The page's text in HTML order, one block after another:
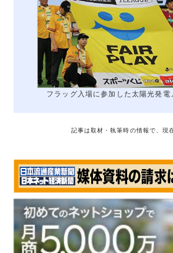
フラッグ入場に参加した太陽光発電
記事は取材・執筆時の情報で、現